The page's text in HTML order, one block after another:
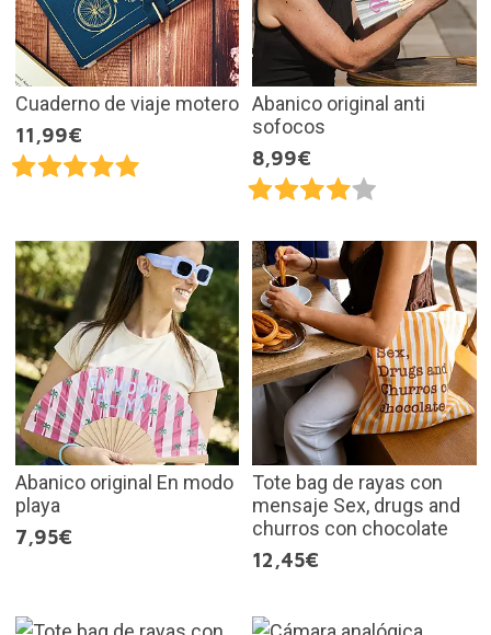
Cuaderno de viaje motero
11,99€
Abanico original anti
sofocos
8,99€
Abanico original En modo
playa
7,95€
Tote bag de rayas con
mensaje Sex, drugs and
churros con chocolate
12,45€